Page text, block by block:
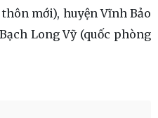
mới), huyện Vĩnh Bảo
Long Vỹ (quốc phòng